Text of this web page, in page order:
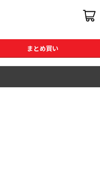
まとめ買い